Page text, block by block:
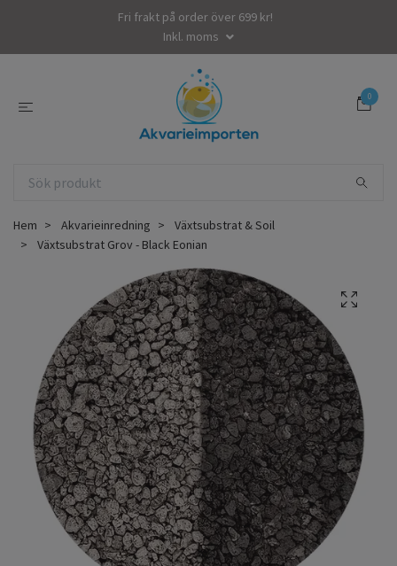
Fri frakt på order över 699 kr!
Inkl. moms
0
Hem Akvarieinredning
Växtsubstrat & Soil
Växtsubstrat Grov - Black Eonian